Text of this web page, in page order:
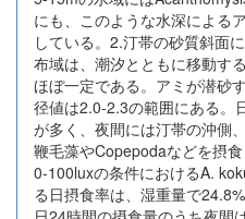
にも、このような水深による
している。2.汀帯の砂質斜面
布域は、潮汐とともに移動す
ほぼ一定である。アミが潜砂
径値は2.0-2.3の範囲にある。
が多く、夜間には汀帯の沖側
鞭毛藻やCopepodaなどを摂
0-100luxの条件におけるA.
る日摂食率は、湿重量で